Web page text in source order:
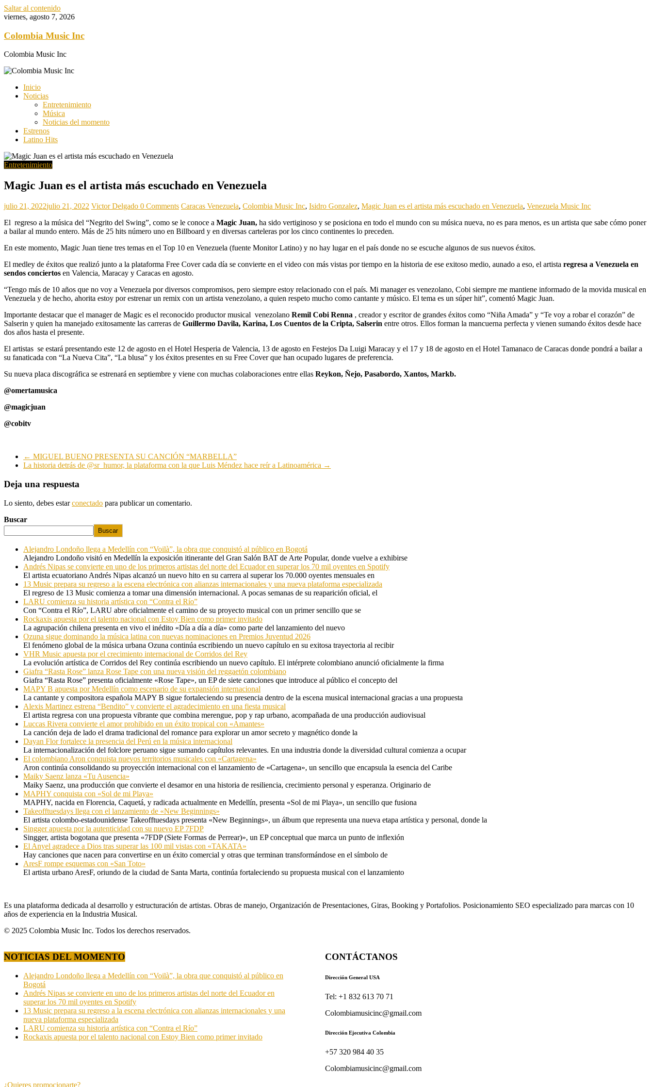
Saltar al contenido
viernes, agosto 7, 2026
Colombia Music Inc
Colombia Music Inc
Inicio
Noticias
Entretenimiento
Música
Noticias del momento
Estrenos
Latino Hits
Entretenimiento
Magic Juan es el artista más escuchado en Venezuela
julio 21, 2022julio 21, 2022 Victor Delgado 0 Comments Caracas Venezuela, Colombia Music Inc, Isidro Gonzalez, Magic Juan es el artista más escuchado en Venezuela, Venezuela Music Inc
El regreso a la música del “Negrito del Swing”, como se le conoce a Magic Juan, ha sido vertiginoso y se posiciona en todo el mundo con su música nueva, no es para menos, es un artista que sabe cómo poner
a bailar al mundo entero. Más de 25 hits número uno en Billboard y en diversas carteleras por los cinco continentes lo preceden.
En este momento, Magic Juan tiene tres temas en el Top 10 en Venezuela (fuente Monitor Latino) y no hay lugar en el país donde no se escuche algunos de sus nuevos éxitos.
El medley de éxitos que realizó junto a la plataforma Free Cover cada día se convierte en el video con más vistas por tiempo en la historia de ese exitoso medio, aunado a eso, el artista regresa a Venezuela en
sendos conciertos en Valencia, Maracay y Caracas en agosto.
“Tengo más de 10 años que no voy a Venezuela por diversos compromisos, pero siempre estoy relacionado con el país. Mi manager es venezolano, Cobi siempre me mantiene informado de la movida musical en
Venezuela y de hecho, ahorita estoy por estrenar un remix con un artista venezolano, a quien respeto mucho como cantante y músico. El tema es un súper hit”, comentó Magic Juan.
Importante destacar que el manager de Magic es el reconocido productor musical venezolano Remil Cobi Renna , creador y escritor de grandes éxitos como “Niña Amada” y “Te voy a robar el corazón” de
Salserin y quien ha manejado exitosamente las carreras de Guillermo Davila, Karina, Los Cuentos de la Cripta, Salserin entre otros. Ellos forman la mancuerna perfecta y vienen sumando éxitos desde hace
dos años hasta el presente.
El artistas se estará presentando este 12 de agosto en el Hotel Hesperia de Valencia, 13 de agosto en Festejos Da Luigi Maracay y el 17 y 18 de agosto en el Hotel Tamanaco de Caracas donde pondrá a bailar a
su fanaticada con “La Nueva Cita”, “La blusa” y los éxitos presentes en su Free Cover que han ocupado lugares de preferencia.
Su nueva placa discográfica se estrenará en septiembre y viene con muchas colaboraciones entre ellas Reykon, Ñejo, Pasabordo, Xantos, Markb.
@omertamusica
@magicjuan
@cobitv
← MIGUEL BUENO PRESENTA SU CANCIÓN “MARBELLA”
La historia detrás de @sr_humor, la plataforma con la que Luis Méndez hace reír a Latinoamérica →
Deja una respuesta
Lo siento, debes estarconectado para publicar un comentario.
Buscar
Buscar
Alejandro Londoño llega a Medellín con “Voilà”, la obra que conquistó al público en Bogotá
Alejandro Londoño visitó en Medellín la exposición itinerante del Gran Salón BAT de Arte Popular, donde vuelve a exhibirse
Andrés Nipas se convierte en uno de los primeros artistas del norte del Ecuador en superar los 70 mil oyentes en Spotify
El artista ecuatoriano Andrés Nipas alcanzó un nuevo hito en su carrera al superar los 70.000 oyentes mensuales en
13 Music prepara su regreso a la escena electrónica con alianzas internacionales y una nueva plataforma especializada
El regreso de 13 Music comienza a tomar una dimensión internacional. A pocas semanas de su reaparición oficial, el
LARU comienza su historia artística con “Contra el Río”
Con “Contra el Río”, LARU abre oficialmente el camino de su proyecto musical con un primer sencillo que se
Rockaxis apuesta por el talento nacional con Estoy Bien como primer invitado
La agrupación chilena presenta en vivo el inédito «Día a día a día» como parte del lanzamiento del nuevo
Ozuna sigue dominando la música latina con nuevas nominaciones en Premios Juventud 2026
El fenómeno global de la música urbana Ozuna continúa escribiendo un nuevo capítulo en su exitosa trayectoria al recibir
VHR Music apuesta por el crecimiento internacional de Corridos del Rey
La evolución artística de Corridos del Rey continúa escribiendo un nuevo capítulo. El intérprete colombiano anunció oficialmente la firma
Giafra “Rasta Rose” lanza Rose Tape con una nueva visión del reggaetón colombiano
Giafra “Rasta Rose” presenta oficialmente «Rose Tape», un EP de siete canciones que introduce al público el concepto del
MAPY B apuesta por Medellín como escenario de su expansión internacional
La cantante y compositora española MAPY B sigue fortaleciendo su presencia dentro de la escena musical internacional gracias a una propuesta
Alexis Martinez estrena “Bendito” y convierte el agradecimiento en una fiesta musical
El artista regresa con una propuesta vibrante que combina merengue, pop y rap urbano, acompañada de una producción audiovisual
Luccas Rivera convierte el amor prohibido en un éxito tropical con «Amantes»
La canción deja de lado el drama tradicional del romance para explorar un amor secreto y magnético donde la
Dayan Flor fortalece la presencia del Perú en la música internacional
La internacionalización del folclore peruano sigue sumando capítulos relevantes. En una industria donde la diversidad cultural comienza a ocupar
El colombiano Aron conquista nuevos territorios musicales con «Cartagena»
Aron continúa consolidando su proyección internacional con el lanzamiento de «Cartagena», un sencillo que encapsula la esencia del Caribe
Maiky Saenz lanza «Tu Ausencia»
Maiky Saenz, una producción que convierte el desamor en una historia de resiliencia, crecimiento personal y esperanza. Originario de
MAPHY conquista con «Sol de mi Playa»
MAPHY, nacida en Florencia, Caquetá, y radicada actualmente en Medellín, presenta «Sol de mi Playa», un sencillo que fusiona
Takeofftuesdays llega con el lanzamiento de «New Beginnings»
El artista colombo-estadounidense Takeofftuesdays presenta «New Beginnings», un álbum que representa una nueva etapa artística y personal, donde la
Singger apuesta por la autenticidad con su nuevo EP 7FDP
Singger, artista bogotana que presenta «7FDP (Siete Formas de Perrear)», un EP conceptual que marca un punto de inflexión
El Anyel agradece a Dios tras superar las 100 mil vistas con «TAKATA»
Hay canciones que nacen para convertirse en un éxito comercial y otras que terminan transformándose en el símbolo de
AresF rompe esquemas con «San Toto»
El artista urbano AresF, oriundo de la ciudad de Santa Marta, continúa fortaleciendo su propuesta musical con el lanzamiento
Es una plataforma dedicada al desarrollo y estructuración de artistas. Obras de manejo, Organización de Presentaciones, Giras, Booking y Portafolios. Posicionamiento SEO especializado para marcas con 10
años de experiencia en la Industria Musical.
© 2025 Colombia Music Inc. Todos los derechos reservados.
NOTICIAS DEL MOMENTO
Alejandro Londoño llega a Medellín con “Voilà”, la obra que conquistó al público en
Bogotá
Andrés Nipas se convierte en uno de los primeros artistas del norte del Ecuador en
superar los 70 mil oyentes en Spotify
13 Music prepara su regreso a la escena electrónica con alianzas internacionales y una
nueva plataforma especializada
LARU comienza su historia artística con “Contra el Río”
Rockaxis apuesta por el talento nacional con Estoy Bien como primer invitado
CONTÁCTANOS
Dirección General USA
Tel: +1 832 613 70 71
Colombiamusicinc@gmail.com
Dirección Ejecutiva Colombia
+57 320 984 40 35
Colombiamusicinc@gmail.com
¿Quieres promocionarte?